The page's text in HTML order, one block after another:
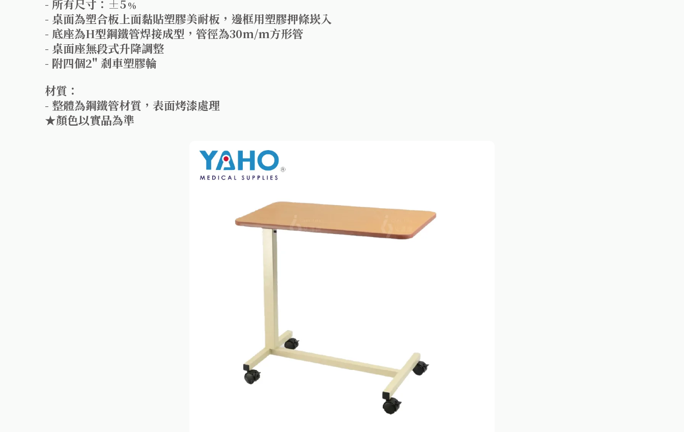
- 所有尺寸：±5﹪
- 桌面為塑合板上面黏貼塑膠美耐板，邊框用塑膠押條崁入
- 底座為H型鋼鐵管焊接成型，管徑為30m/m方形管
- 桌面座無段式升降調整
- 附四個2" 剎車塑膠輪
材質：
- 整體為鋼鐵管材質，表面烤漆處理
★顏色以實品為準